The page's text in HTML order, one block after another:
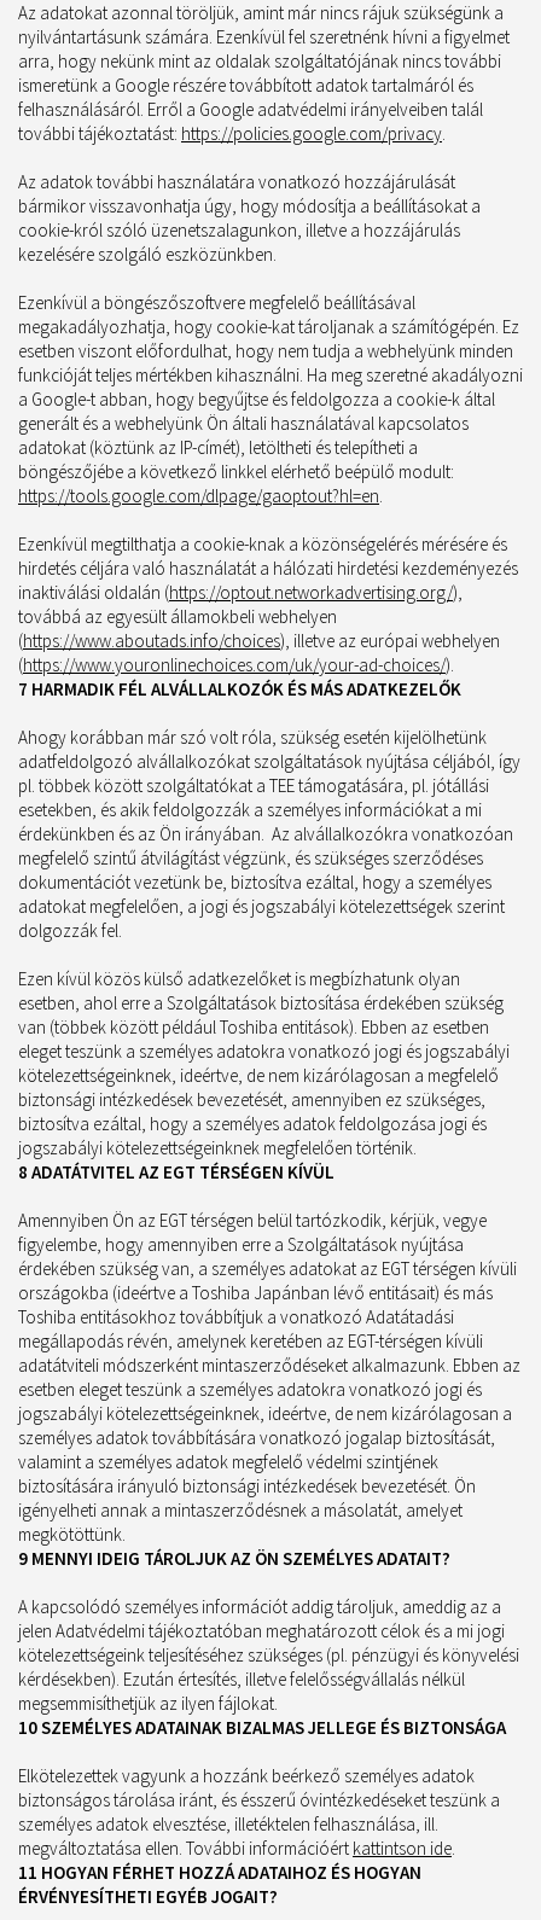
Az adatokat azonnal töröljük, amint már nincs rájuk szükségünk a
nyilvántartásunk számára. Ezenkívül fel szeretnénk hívni a figyelmet
arra, hogy nekünk mint az oldalak szolgáltatójának nincs további
ismeretünk a Google részére továbbított adatok tartalmáról és
felhasználásáról. Erről a Google adatvédelmi irányelveiben talál
további tájékoztatást: https://policies.google.com/privacy.
Az adatok további használatára vonatkozó hozzájárulását
bármikor visszavonhatja úgy, hogy módosítja a beállításokat a
cookie-król szóló üzenetszalagunkon, illetve a hozzájárulás
kezelésére szolgáló eszközünkben.
Ezenkívül a böngészőszoftvere megfelelő beállításával
megakadályozhatja, hogy cookie-kat tároljanak a számítógépén. Ez
esetben viszont előfordulhat, hogy nem tudja a webhelyünk minden
funkcióját teljes mértékben kihasználni. Ha meg szeretné akadályozni
a Google-t abban, hogy begyűjtse és feldolgozza a cookie-k által
generált és a webhelyünk Ön általi használatával kapcsolatos
adatokat (köztünk az IP-címét), letöltheti és telepítheti a
böngészőjébe a következő linkkel elérhető beépülő modult:
https://tools.google.com/dlpage/gaoptout?hl=en.
Ezenkívül megtilthatja a cookie-knak a közönségelérés mérésére és
hirdetés céljára való használatát a hálózati hirdetési kezdeményezés
inaktiválási oldalán (https://optout.networkadvertising.org/),
továbbá az egyesült államokbeli webhelyen
(https://www.aboutads.info/choices), illetve az európai webhelyen
(https://www.youronlinechoices.com/uk/your-ad-choices/).
7 HARMADIK FÉL ALVÁLLALKOZÓK ÉS MÁS ADATKEZELŐK
Ahogy korábban már szó volt róla, szükség esetén kijelölhetünk
adatfeldolgozó alvállalkozókat szolgáltatások nyújtása céljából, így
pl. többek között szolgáltatókat a TEE támogatására, pl. jótállási
esetekben, és akik feldolgozzák a személyes információkat a mi
érdekünkben és az Ön irányában. Az alvállalkozókra vonatkozóan
megfelelő szintű átvilágítást végzünk, és szükséges szerződéses
dokumentációt vezetünk be, biztosítva ezáltal, hogy a személyes
adatokat megfelelően, a jogi és jogszabályi kötelezettségek szerint
dolgozzák fel.
Ezen kívül közös külső adatkezelőket is megbízhatunk olyan
esetben, ahol erre a Szolgáltatások biztosítása érdekében szükség
van (többek között például Toshiba entitások). Ebben az esetben
eleget teszünk a személyes adatokra vonatkozó jogi és jogszabályi
kötelezettségeinknek, ideértve, de nem kizárólagosan a megfelelő
biztonsági intézkedések bevezetését, amennyiben ez szükséges,
biztosítva ezáltal, hogy a személyes adatok feldolgozása jogi és
jogszabályi kötelezettségeinknek megfelelően történik.
8 ADATÁTVITEL AZ EGT TÉRSÉGEN KÍVÜL
Amennyiben Ön az EGT térségen belül tartózkodik, kérjük, vegye
figyelembe, hogy amennyiben erre a Szolgáltatások nyújtása
érdekében szükség van, a személyes adatokat az EGT térségen kívüli
országokba (ideértve a Toshiba Japánban lévő entitásait) és más
Toshiba entitásokhoz továbbítjuk a vonatkozó Adatátadási
megállapodás révén, amelynek keretében az EGT-térségen kívüli
adatátviteli módszerként mintaszerződéseket alkalmazunk. Ebben az
esetben eleget teszünk a személyes adatokra vonatkozó jogi és
jogszabályi kötelezettségeinknek, ideértve, de nem kizárólagosan a
személyes adatok továbbítására vonatkozó jogalap biztosítását,
valamint a személyes adatok megfelelő védelmi szintjének
biztosítására irányuló biztonsági intézkedések bevezetését. Ön
igényelheti annak a mintaszerződésnek a másolatát, amelyet
megkötöttünk.
9 MENNYI IDEIG TÁROLJUK AZ ÖN SZEMÉLYES ADATAIT?
A kapcsolódó személyes információt addig tároljuk, ameddig az a
jelen Adatvédelmi tájékoztatóban meghatározott célok és a mi jogi
kötelezettségeink teljesítéséhez szükséges (pl. pénzügyi és könyvelési
kérdésekben). Ezután értesítés, illetve felelősségvállalás nélkül
megsemmisíthetjük az ilyen fájlokat.
10 SZEMÉLYES ADATAINAK BIZALMAS JELLEGE ÉS BIZTONSÁGA
Elkötelezettek vagyunk a hozzánk beérkező személyes adatok
biztonságos tárolása iránt, és ésszerű óvintézkedéseket teszünk a
személyes adatok elvesztése, illetéktelen felhasználása, ill.
megváltoztatása ellen. További információért kattintson ide.
11 HOGYAN FÉRHET HOZZÁ ADATAIHOZ ÉS HOGYAN
ÉRVÉNYESÍTHETI EGYÉB JOGAIT?